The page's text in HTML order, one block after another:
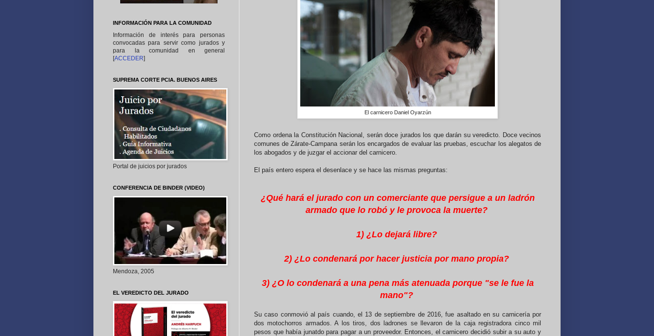
El carnicero Daniel Oyarzún
Como ordena la Constitución Nacional, serán doce jurados los que darán su veredicto. Doce vecinos
comunes de Zárate-Campana serán los encargados de evaluar las pruebas, escuchar los alegatos de
los abogados y de juzgar el accionar del carnicero.
El país entero espera el desenlace y se hace las mismas preguntas:
¿Qué hará el jurado con un comerciante que persigue a un ladrón
armado que lo robó y le provoca la muerte?
1) ¿Lo dejará libre?
2) ¿Lo condenará por hacer justicia por mano propia?
3) ¿O lo condenará a una pena más atenuada porque "se le fue la
mano"?
Su caso conmovió al país cuando, el 13 de septiembre de 2016, fue asaltado en su carnicería por
dos motochorros armados. A los tiros, dos ladrones se llevaron de la caja registradora cinco mil
pesos que había junatdo para pagar a un proveedor. Entonces, el carnicero decidió subir a su auto y
INFORMACIÓN PARA LA COMUNIDAD
Información de interés para personas
convocadas para servir como jurados y
para la comunidad en general
[ACCEDER]
SUPREMA CORTE PCIA. BUENOS AIRES
Portal de juicios por jurados
CONFERENCIA DE BINDER (VIDEO)
Mendoza, 2005
EL VEREDICTO DEL JURADO